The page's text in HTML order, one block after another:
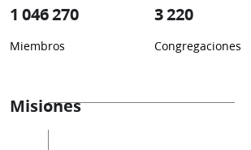
1 046 270
Miembros
3 220
Congregaciones
Misiones